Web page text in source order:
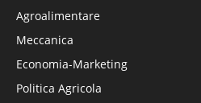
Agroalimentare
Meccanica
Economia-Marketing
Politica Agricola